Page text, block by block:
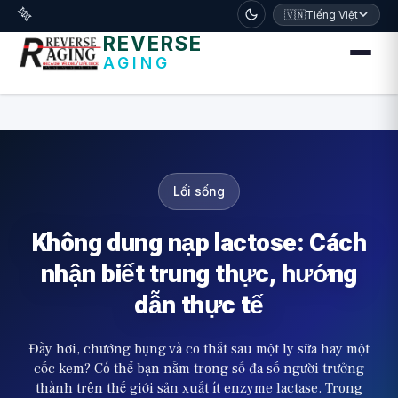
דלג לתוכן הראשי
🧬 🇻🇳Tiếng Việt
REVERSE
AGING
Lối sống
Không dung nạp lactose: Cách
nhận biết trung thực, hướng
dẫn thực tế
Đầy hơi, chướng bụng và co thắt sau một ly sữa hay một
cốc kem? Có thể bạn nằm trong số đa số người trưởng
thành trên thế giới sản xuất ít enzyme lactase. Trong